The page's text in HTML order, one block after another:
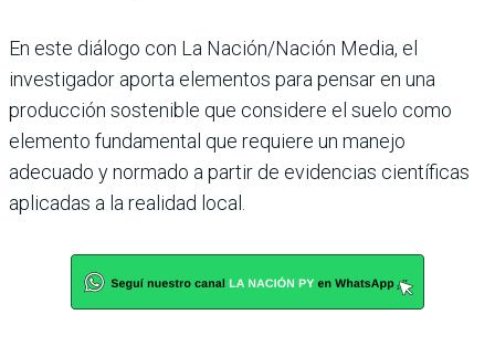
En este diálogo con La Nación/Nación Media, el
investigador aporta elementos para pensar en una
producción sostenible que considere el suelo como
elemento fundamental que requiere un manejo
adecuado y normado a partir de evidencias científicas
aplicadas a la realidad local.